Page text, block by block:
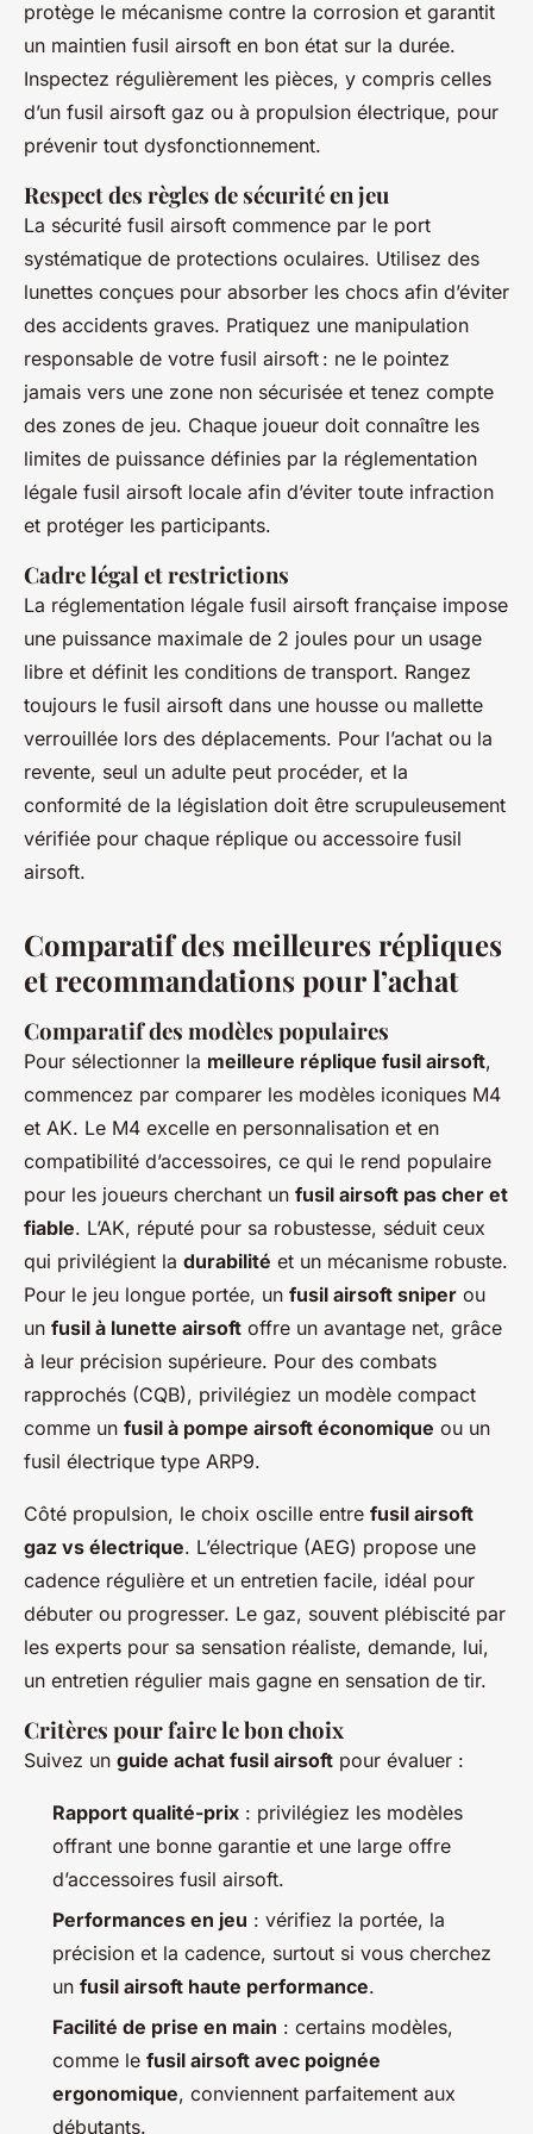
protège le mécanisme contre la corrosion et garantit
un maintien fusil airsoft en bon état sur la durée.
Inspectez régulièrement les pièces, y compris celles
d’un fusil airsoft gaz ou à propulsion électrique, pour
prévenir tout dysfonctionnement.
Respect des règles de sécurité en jeu
La sécurité fusil airsoft commence par le port
systématique de protections oculaires. Utilisez des
lunettes conçues pour absorber les chocs afin d’éviter
des accidents graves. Pratiquez une manipulation
responsable de votre fusil airsoft : ne le pointez
jamais vers une zone non sécurisée et tenez compte
des zones de jeu. Chaque joueur doit connaître les
limites de puissance définies par la réglementation
légale fusil airsoft locale afin d’éviter toute infraction
et protéger les participants.
Cadre légal et restrictions
La réglementation légale fusil airsoft française impose
une puissance maximale de 2 joules pour un usage
libre et définit les conditions de transport. Rangez
toujours le fusil airsoft dans une housse ou mallette
verrouillée lors des déplacements. Pour l’achat ou la
revente, seul un adulte peut procéder, et la
conformité de la législation doit être scrupuleusement
vérifiée pour chaque réplique ou accessoire fusil
airsoft.
Comparatif des meilleures répliques
et recommandations pour l’achat
Comparatif des modèles populaires
Pour sélectionner la meilleure réplique fusil airsoft,
commencez par comparer les modèles iconiques M4
et AK. Le M4 excelle en personnalisation et en
compatibilité d’accessoires, ce qui le rend populaire
pour les joueurs cherchant un fusil airsoft pas cher et
fiable. L’AK, réputé pour sa robustesse, séduit ceux
qui privilégient la durabilité et un mécanisme robuste.
Pour le jeu longue portée, un fusil airsoft sniper ou
un fusil à lunette airsoft offre un avantage net, grâce
à leur précision supérieure. Pour des combats
rapprochés (CQB), privilégiez un modèle compact
comme un fusil à pompe airsoft économique ou un
fusil électrique type ARP9.
Côté propulsion, le choix oscille entre fusil airsoft
gaz vs électrique. L’électrique (AEG) propose une
cadence régulière et un entretien facile, idéal pour
débuter ou progresser. Le gaz, souvent plébiscité par
les experts pour sa sensation réaliste, demande, lui,
un entretien régulier mais gagne en sensation de tir.
Critères pour faire le bon choix
Suivez un guide achat fusil airsoft pour évaluer :
Rapport qualité-prix : privilégiez les modèles
offrant une bonne garantie et une large offre
d’accessoires fusil airsoft.
Performances en jeu : vérifiez la portée, la
précision et la cadence, surtout si vous cherchez
un fusil airsoft haute performance.
Facilité de prise en main : certains modèles,
comme le fusil airsoft avec poignée
ergonomique, conviennent parfaitement aux
débutants.